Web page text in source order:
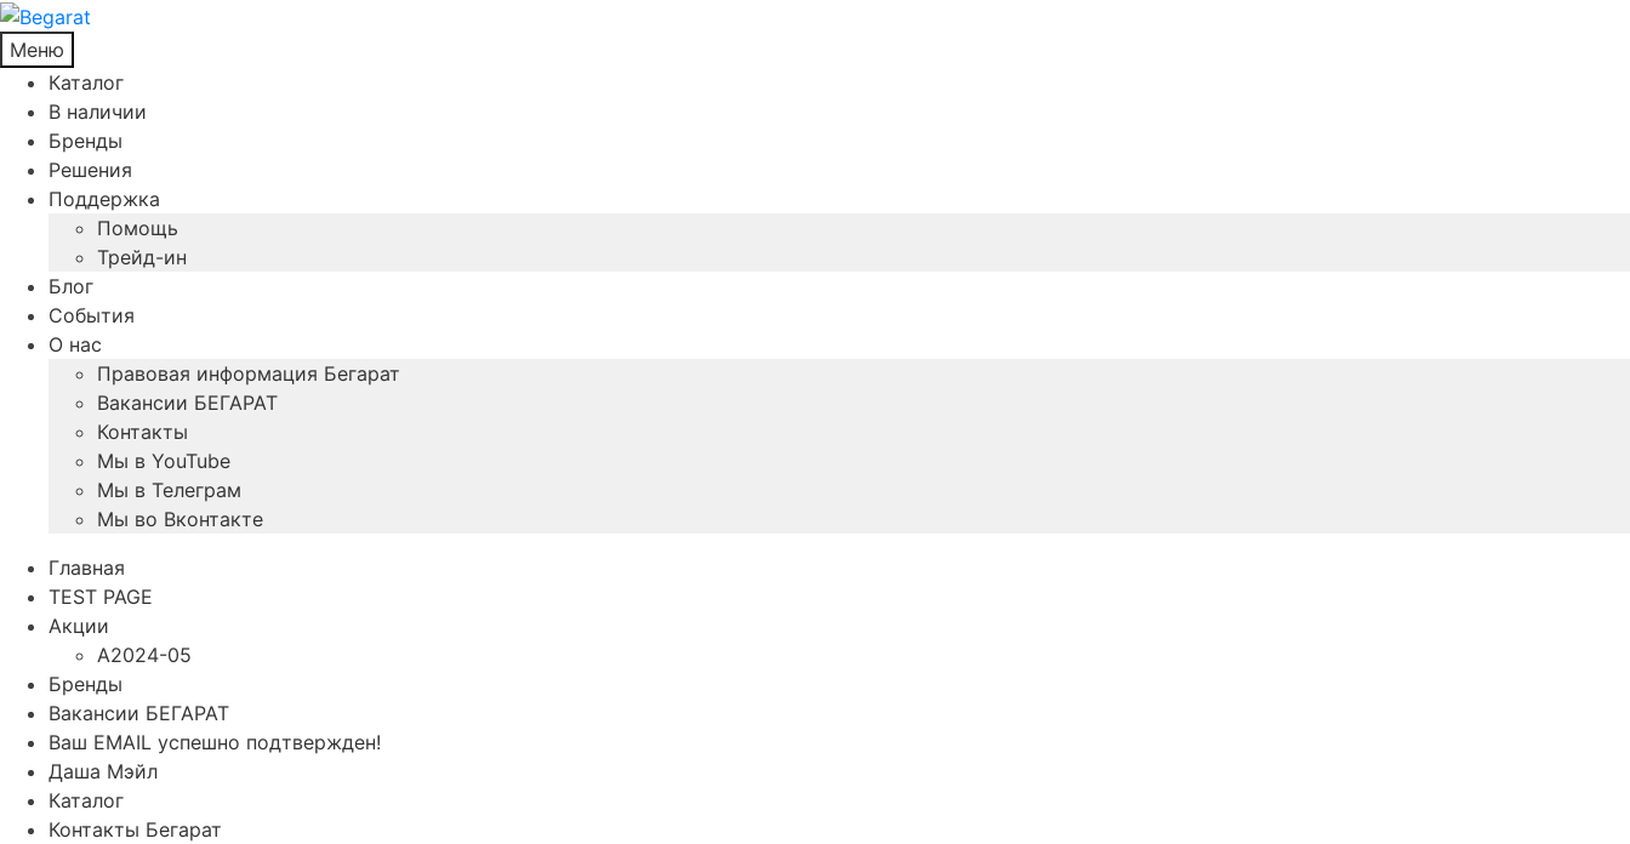
Меню
Каталог
В наличии
Бренды
Решения
Поддержка
Помощь
Трейд-ин
Блог
События
О нас
Правовая информация Бегарат
Вакансии БЕГАРАТ
Контакты
Мы в YouTube
Мы в Телеграм
Мы во Вконтакте
Главная
TEST PAGE
Акции
A2024-05
Бренды
Вакансии БЕГАРАТ
Ваш EMAIL успешно подтвержден!
Даша Мэйл
Каталог
Контакты Бегарат